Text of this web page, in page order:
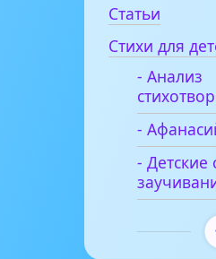
Статьи
Стихи для
- Анализ
-
- Детские